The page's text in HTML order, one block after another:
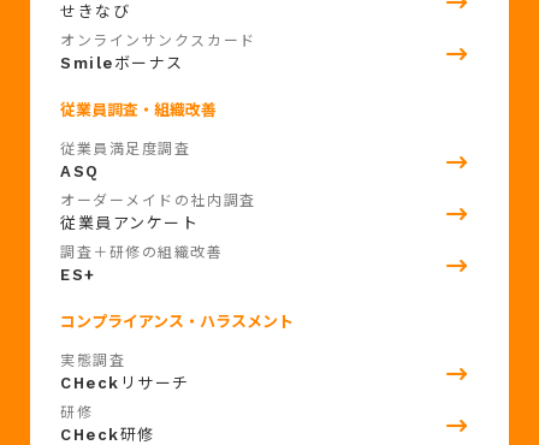
せきなび
オンラインサンクスカード
Smile ボーナス
従業員調査・組織改善
従業員満足度調査
ASQ
オーダーメイドの社内調査
従業員アンケート
調査＋研修の組織改善
ES+
コンプライアンス・ハラスメント
実態調査
CHeck リサーチ
研修
CHeck研修